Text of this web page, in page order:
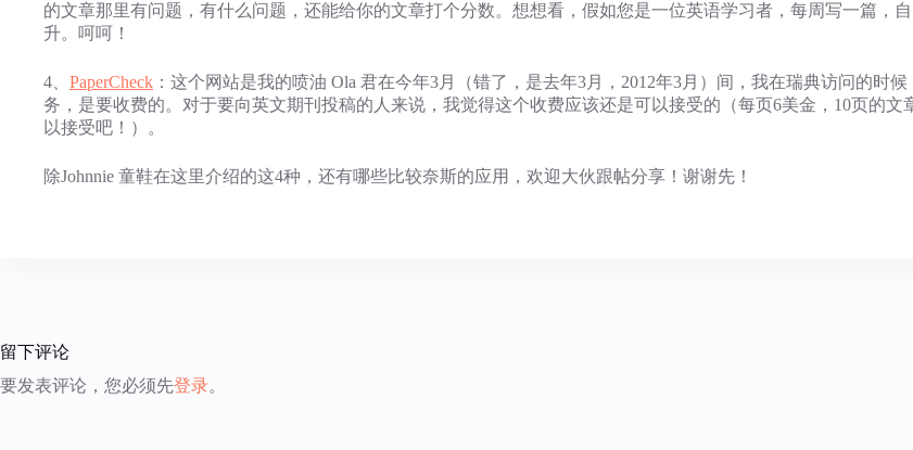
的文章那里有问题，有什么问题，还能给你的文章打个分数。想想看，假如您是一位英语学习者，每周写一篇，
升。呵呵！
4、 PaperCheck ：这个网站是我的喷油 Ola 君在今年3月（错了，是去年3月，2012年3月）间，我在瑞典访问的时
务，是要收费的。对于要向英文期刊投稿的人来说，我觉得这个收费应该还是可以接受的（每页6美金，10页的文
以接受吧！）。
除Johnnie 童鞋在这里介绍的这4种，还有哪些比较奈斯的应用，欢迎大伙跟帖分享！谢谢先！
留下评论
要发表评论，您必须先登录。